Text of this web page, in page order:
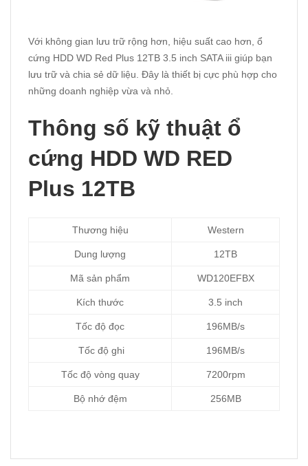
Với không gian lưu trữ rộng hơn, hiệu suất cao hơn, ổ
cứng HDD WD Red Plus 12TB 3.5 inch SATA iii giúp bạn
lưu trữ và chia sẻ dữ liệu. Đây là thiết bị cực phù hợp cho
những doanh nghiệp vừa và nhỏ.
Thông số kỹ thuật ổ
cứng HDD WD RED
Plus 12TB
Thương hiệu Western
Dung lượng 12TB
Mã sản phẩm WD120EFBX
Kích thước 3.5 inch
Tốc độ đọc 196MB/s
Tốc độ ghi 196MB/s
Tốc độ vòng quay 7200rpm
Bộ nhớ đệm 256MB